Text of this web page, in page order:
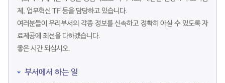
제, 업무혁신 TF 등을 담당하고 있습니다.
여러분들이 우리부서의 각종 정보를 신속하고 정확히 아실 수 있도록 자
료제공에 최선을 다하겠습니다.
좋은 시간 되십시오.
부서에서 하는 일